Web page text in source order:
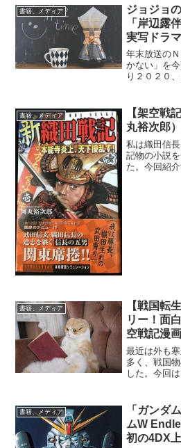
ゥ・ザ・フ
たまにＴＶ
書籍、メディア
ジョジョ
「岸辺露
実写ドラ
年末放送の
かない」を
り２０２０
れたキャラ
いました！
書籍、メディア
【架空戦
丸裕次郎
私は織田信
記物の小説
た。今回紹
書籍、メディア
【戦国転
リー！面
空戦記漫
最近は外も
多く、戦国
した。今回
歴史小説を
ます。漫画
書籍、メディア
「ガンダ
ムW
初の4DX